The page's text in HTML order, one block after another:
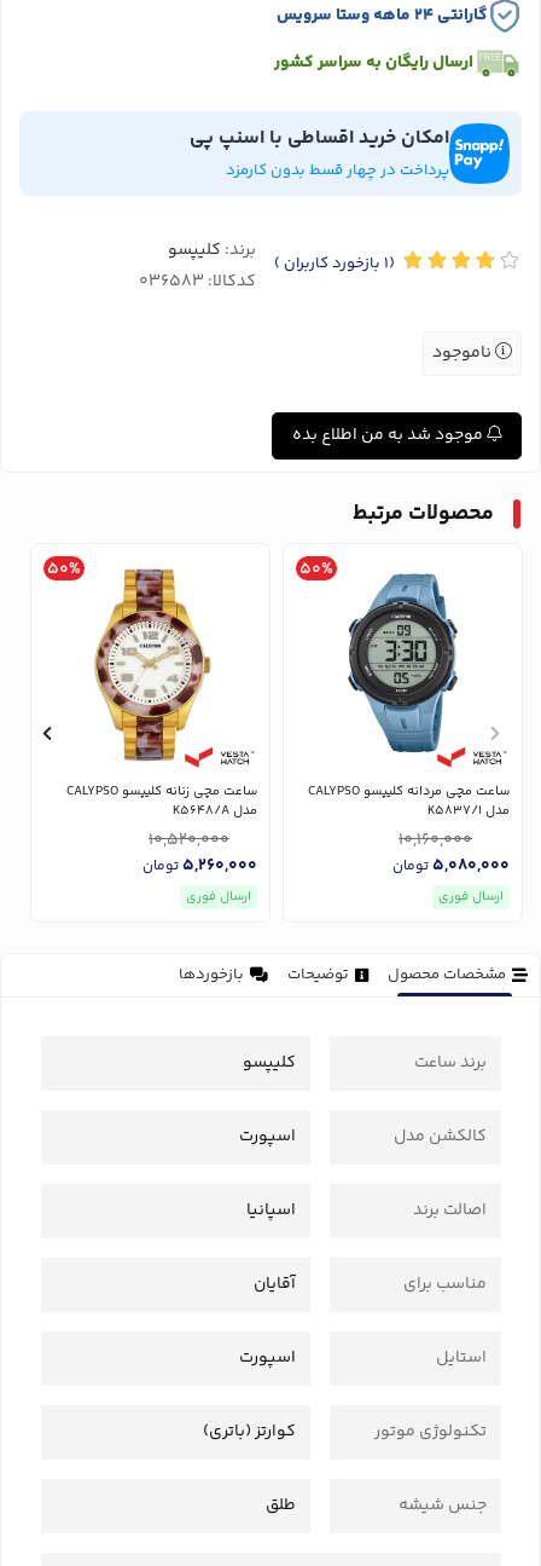
گارانتی ۲۴ ماهه وستا سرویس
ارسال رایگان به سراسر کشور
امکان خرید اقساطی با اسنپ پی
پرداخت در چهار قسط بدون کارمزد
(1 بازخورد کاربران ) برند: کلیپسو
کدکالا:
ناموجود
موجود شد به من اطلاع بده
محصولات مرتبط
ساعت مچی مردانه کلیپسو CALYPSO
مدل K5837/1
50%
10,160,000
5,080,000تومان
ارسال فوری
ساعت مچی زنانه کلیپسو CALYPSO
مدل K5648/A
50%
10,520,000
5,260,000تومان
ارسال فوری
مشخصات محصول توضیحات بازخوردها
برند ساعت کلیپسو
کالکشن مدل اسپورت
اصالت برند اسپانیا
مناسب برای آقایان
استایل اسپورت
تکنولوژی موتور کوارتز (باتری)
جنس شیشه طلق